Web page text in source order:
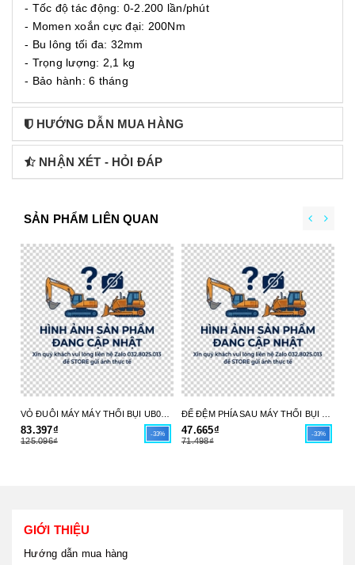
- Tốc độ tác động: 0-2.200 lần/phút
- Momen xoắn cực đại: 200Nm
- Bu lông tối đa: 32mm
- Trọng lượng: 2,1 kg
- Bảo hành: 6 tháng
HƯỚNG DẪN MUA HÀNG
NHẬN XÉT - HỎI ĐÁP
SẢN PHẨM LIÊN QUAN
83.397₫
125.096₫
-33% 47.665₫
71.498₫
-33%
GIỚI THIỆU
Hướng dẫn mua hàng